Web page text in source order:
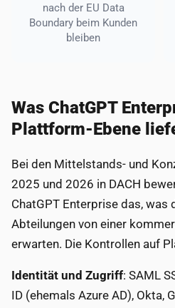
nach der EU Data
Boundary beim Kunden
bleiben
Was ChatGPT
Plattform-Ebene
Bei den Mittelstands- und
2025 und 2026 in DACH
ChatGPT Enterprise das,
Abteilungen von einer
erwarten. Die Kontrollen auf
Identität und Zugriff: SAML
ID (ehemals Azure AD), Okta,